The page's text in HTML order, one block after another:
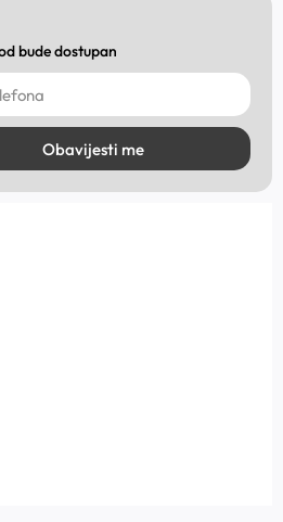
bude dostupan
Obavijesti me